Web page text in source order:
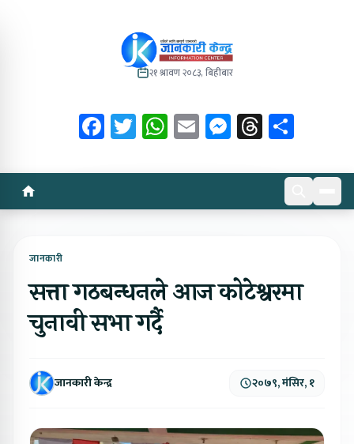
२१ श्रावण २०८३, बिहीबार
Facebook
Twitter
WhatsApp
EmailMessenger
Threads
जानकारी
सत्ता गठबन्धनले आज कोटेश्वरमा
चुनावी सभा गर्दै
जानकारी केन्द्र २०७९, मंसिर, १